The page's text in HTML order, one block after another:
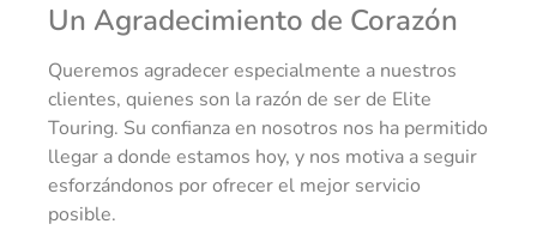
Un Agradecimiento de Corazón
Queremos agradecer especialmente a nuestros
clientes, quienes son la razón de ser de Elite
Touring. Su confianza en nosotros nos ha permitido
llegar a donde estamos hoy, y nos motiva a seguir
esforzándonos por ofrecer el mejor servicio
posible.